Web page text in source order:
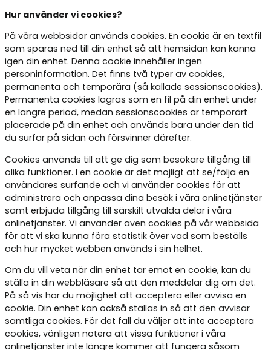
Hur använder vi cookies?
På våra webbsidor används cookies. En cookie är en textfil
som sparas ned till din enhet så att hemsidan kan känna
igen din enhet. Denna cookie innehåller ingen
personinformation. Det finns två typer av cookies,
permanenta och temporära (så kallade sessionscookies).
Permanenta cookies lagras som en fil på din enhet under
en längre period, medan sessionscookies är temporärt
placerade på din enhet och används bara under den tid
du surfar på sidan och försvinner därefter.
Cookies används till att ge dig som besökare tillgång till
olika funktioner. I en cookie är det möjligt att se/följa en
användares surfande och vi använder cookies för att
administrera och anpassa dina besök i våra onlinetjänster
samt erbjuda tillgång till särskilt utvalda delar i våra
onlinetjänster. Vi använder även cookies på vår webbsida
för att vi ska kunna föra statistik över vad som beställs
och hur mycket webben används i sin helhet.
Om du vill veta när din enhet tar emot en cookie, kan du
ställa in din webbläsare så att den meddelar dig om det.
På så vis har du möjlighet att acceptera eller avvisa en
cookie. Din enhet kan också ställas in så att den avvisar
samtliga cookies. För det fall du väljer att inte acceptera
cookies, vänligen notera att vissa funktioner i våra
onlinetjänster inte längre kommer att fungera såsom